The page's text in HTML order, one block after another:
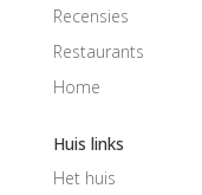
Recensies
Restaurants
Home
Huis links
Het huis